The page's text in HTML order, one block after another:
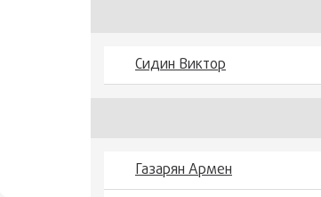
Сидин Виктор
Газарян Армен